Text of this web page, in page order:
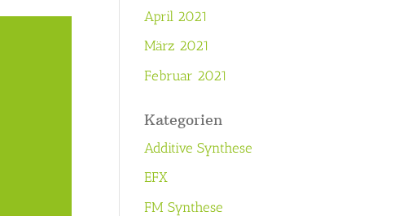
April 2021
März 2021
Februar 2021
Kategorien
Additive Synthese
EFX
FM Synthese